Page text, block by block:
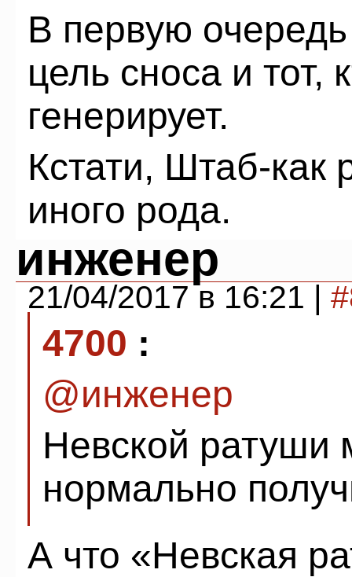
В первую
цель сноса и
генерирует.
Кстати, Штаб-как
иного рода.
инженер
21/04/2017 в 16:21 |
4700 :
@инженер
Невской ратуши
нормально
А что «Невская